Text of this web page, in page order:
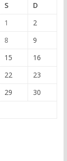
S
D
1
2
8
9
15
16
22
23
29
30